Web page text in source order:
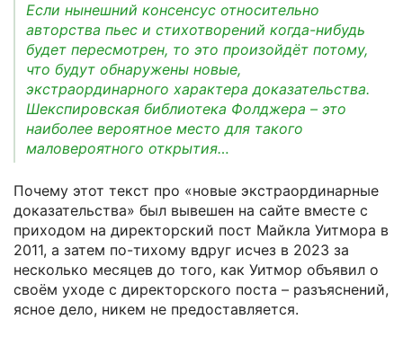
Если нынешний консенсус относительно
авторства пьес и стихотворений когда-нибудь
будет пересмотрен, то это произойдёт потому,
что будут обнаружены новые,
экстраординарного характера доказательства.
Шекспировская библиотека Фолджера – это
наиболее вероятное место для такого
маловероятного открытия…
Почему этот текст про «новые экстраординарные
доказательства» был вывешен на сайте вместе с
приходом на директорский пост Майкла Уитмора в
2011, а затем по-тихому вдруг исчез в 2023 за
несколько месяцев до того, как Уитмор объявил о
своём уходе с директорского поста – разъяснений,
ясное дело, никем не предоставляется.